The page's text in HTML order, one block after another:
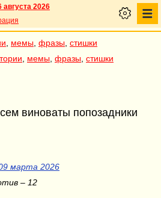
2026
мемы фразы стишки
мемы фразы стишки
виноваты попозадники
марта 2026
– 12